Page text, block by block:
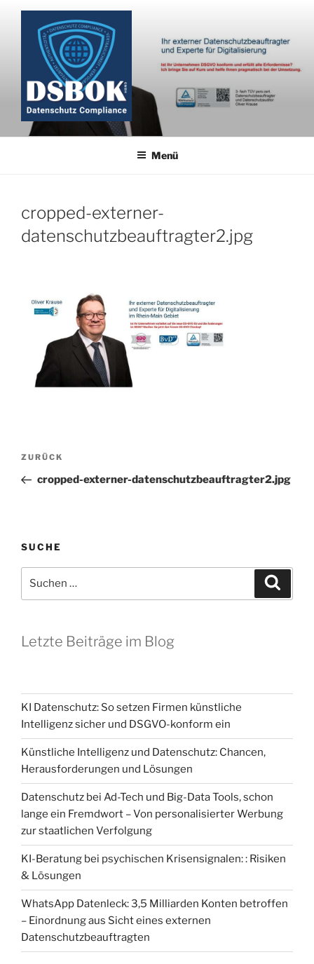
Zum
springen
Menü
cropped-externer-
datenschutzbeauftragter2.jpg
Beitragsnavigation
Vorheriger
Beitrag
ZURÜCK
cropped-externer-datenschutzbeauftragter2.jpg
SUCHE
nach:
Letzte Beiträge im Blog
KI Datenschutz: So setzen Firmen künstliche
Intelligenz sicher und DSGVO-konform ein
Künstliche Intelligenz und Datenschutz: Chancen,
Herausforderungen und Lösungen
Datenschutz bei Ad-Tech und Big-Data Tools, schon
lange ein Fremdwort – Von personalisierter Werbung
zur staatlichen Verfolgung
KI-Beratung bei psychischen Krisensignalen: : Risiken
& Lösungen
WhatsApp Datenleck: 3,5 Milliarden Konten betroffen
– Einordnung aus Sicht eines externen
Datenschutzbeauftragten